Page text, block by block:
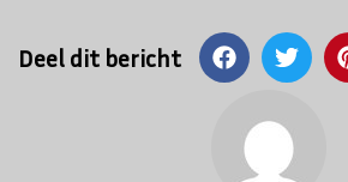
Deel dit bericht